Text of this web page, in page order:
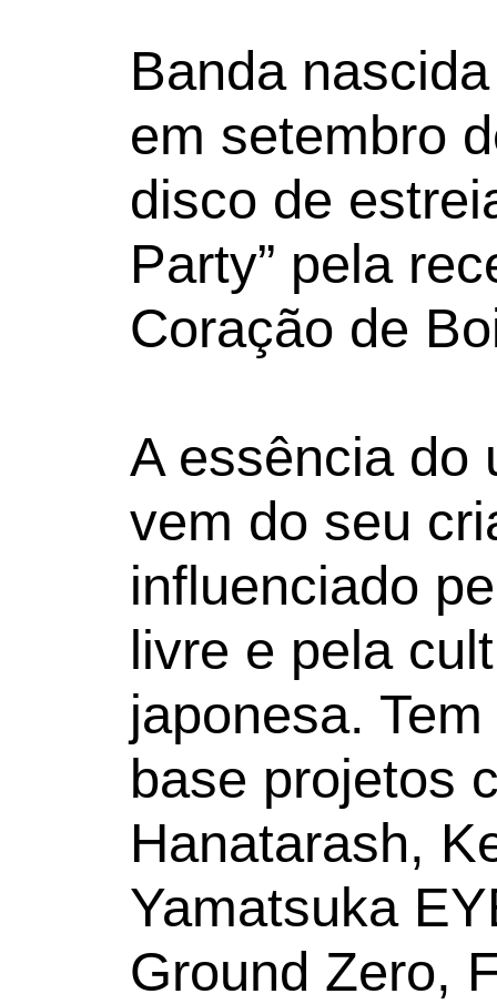
Banda
em setembro
disco de
Party” pela
Coração de
A essência do
vem do seu
influenciado
livre e pela
japonesa.
base projetos
Hanatarash,
Yamatsuka
Ground Zero,